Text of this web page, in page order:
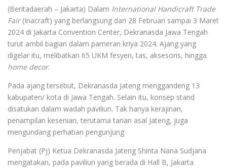
(Beritadaerah – Jakarta) Dalam International Handicraft Trade
Fair(Inacraft) yang berlangsung dari 28 Februari sampai 3 Maret
2024 di Jakarta Convention Center, Dekranasda Jawa Tengah
turut ambil bagian dalam pameran kriya 2024. Ajang yang
digelar itu, melibatkan 65 UKM fesyen, tas, aksesoris, hingga
home decor.
Pada ajang tersebut, Dekranasda Jateng menggandeng 13
kabupaten/ kota di Jawa Tengah. Selain itu, konsep stand
disatukan dalam wadah paviliun. Tak hanya kerajinan,
penampilan kesenian, terutama tarian asal Jateng, juga
mengundang perhatian pengunjung.
Penjabat (Pj) Ketua Dekranasda Jateng Shinta Nana Sudjana
mengatakan, pada paviliun yang berada di Hall B, Jakarta